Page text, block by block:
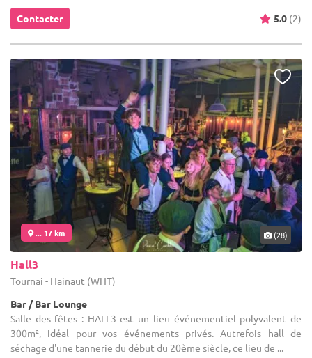
Contacter 5.0 (2)
... 17 km (28)
Hall3
Tournai - Hainaut (WHT)
Bar / Bar Lounge
Salle des fêtes : HALL3 est un lieu événementiel polyvalent de
300m², idéal pour vos événements privés. Autrefois hall de
séchage d'une tannerie du début du 20ème siècle, ce lieu de ...